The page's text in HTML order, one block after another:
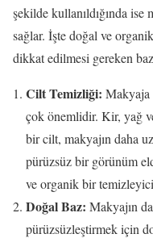
şekilde kullanıldığında
sağlar. İşte doğal ve
dikkat edilmesi gereken
Cilt Temizliği: Makyaja
çok önemlidir. Kir, yağ ve
bir cilt, makyajın daha
pürüzsüz bir görünüm
ve organik bir
Doğal Baz: Makyajın
pürüzsüzleştirmek için